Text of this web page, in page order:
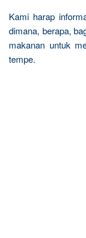
Kami harap
dimana, berapa,
makanan untuk
tempe.